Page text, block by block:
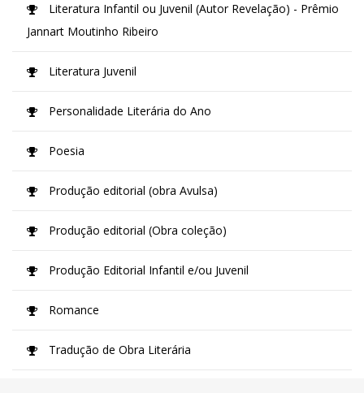
Literatura Infantil ou Juvenil (Autor Revelação) - Prêmio
Jannart Moutinho Ribeiro
Literatura Juvenil
Personalidade Literária do Ano
Poesia
Produção editorial (obra Avulsa)
Produção editorial (Obra coleção)
Produção Editorial Infantil e/ou Juvenil
Romance
Tradução de Obra Literária